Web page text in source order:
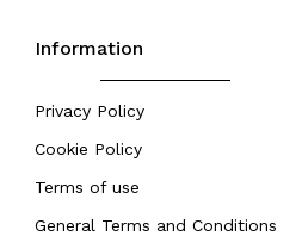
Information
Privacy Policy
Cookie Policy
Terms of use
General Terms and Conditions